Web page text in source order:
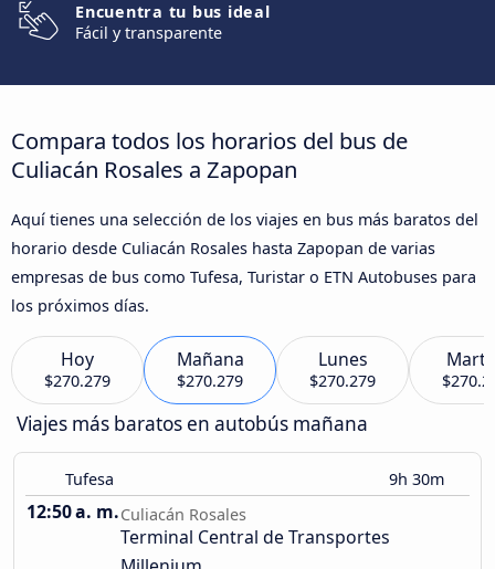
Encuentra tu bus ideal
Fácil y transparente
Compara todos los horarios del bus de
Culiacán Rosales a Zapopan
Aquí tienes una selección de los viajes en bus más baratos del
horario desde Culiacán Rosales hasta Zapopan de varias
empresas de bus como Tufesa, Turistar o ETN Autobuses para
los próximos días.
Hoy
$270.279
Mañana
$270.279
Lunes
$270.279
Viajes más baratos en autobús mañana
Tufesa 9h 30m
12:50 a. m.Culiacán Rosales
Terminal Central de Transportes